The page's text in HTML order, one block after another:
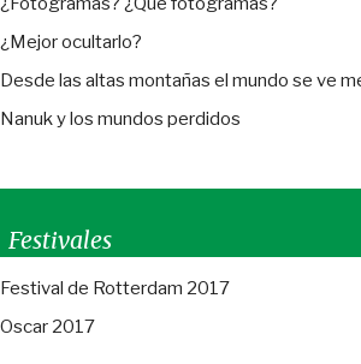
¿Mejor ocultarlo?
Desde las altas montañas el mundo se ve
Nanuk y los mundos perdidos
Festivales
Festival de Rotterdam 2017
Oscar 2017